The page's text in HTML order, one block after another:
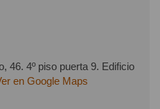
46. 4º piso puerta 9. Edificio
en Google Maps